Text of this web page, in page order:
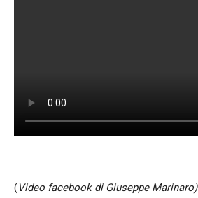
(Video facebook di Giuseppe Marinaro)